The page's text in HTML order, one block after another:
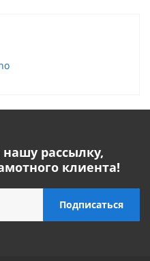
рассылку,
клиента!